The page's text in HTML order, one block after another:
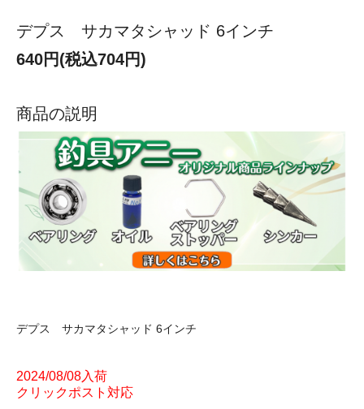
デプス サカマタシャッド 6インチ
640円(税込704円)
商品の説明
デプス サカマタシャッド 6インチ
2024/08/08入荷
クリックポスト対応